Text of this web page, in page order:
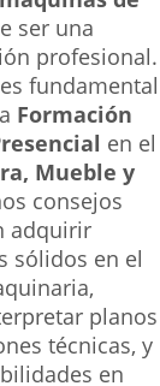
ser una
profesional.
fundamental
Formación
en el
Mueble y
consejos
adquirir
sólidos en el
planos
técnicas, y
en